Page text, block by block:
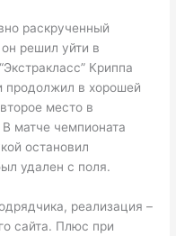
раскрученный
он решил уйти в
Криппа
продолжил в хорошей
место в
матче чемпионата
остановил
удален с поля.
реализация –
сайта. Плюс при